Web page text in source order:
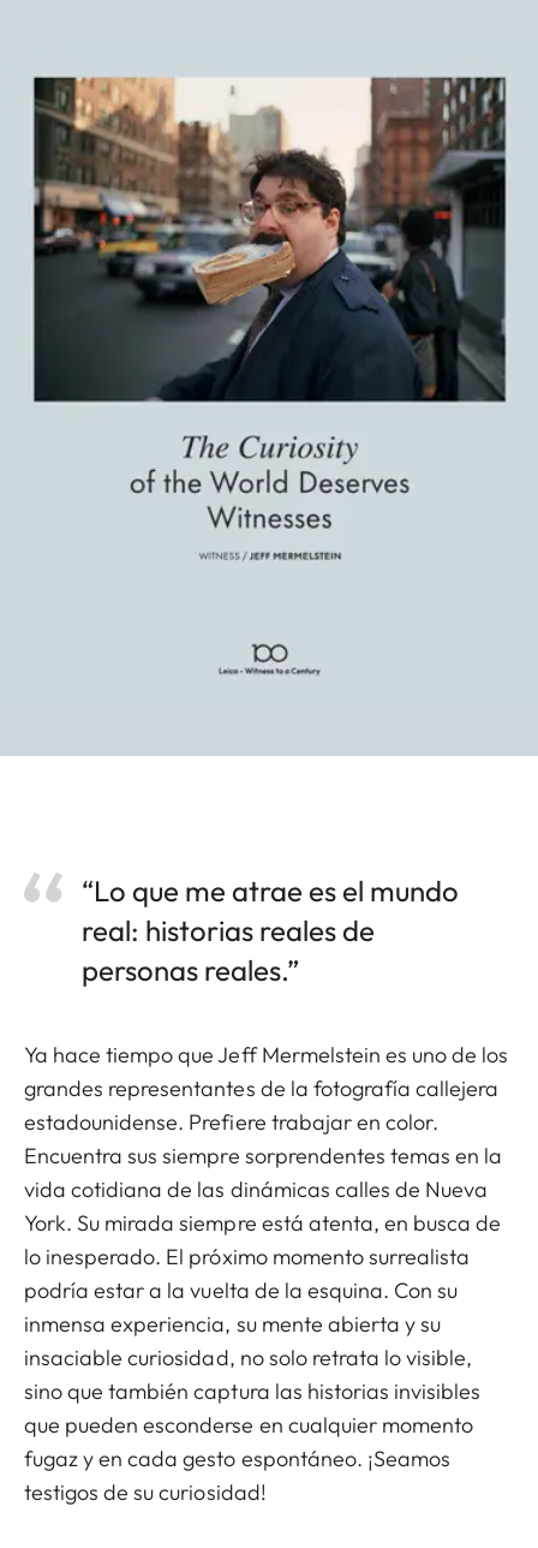
“Lo que me atrae es el mundo
real: historias reales de
personas reales.”
Ya hace tiempo que Jeff Mermelstein es uno de los
grandes representantes de la fotografía callejera
estadounidense. Prefiere trabajar en color.
Encuentra sus siempre sorprendentes temas en la
vida cotidiana de las dinámicas calles de Nueva
York. Su mirada siempre está atenta, en busca de
lo inesperado. El próximo momento surrealista
podría estar a la vuelta de la esquina. Con su
inmensa experiencia, su mente abierta y su
insaciable curiosidad, no solo retrata lo visible,
sino que también captura las historias invisibles
que pueden esconderse en cualquier momento
fugaz y en cada gesto espontáneo. ¡Seamos
testigos de su curiosidad!